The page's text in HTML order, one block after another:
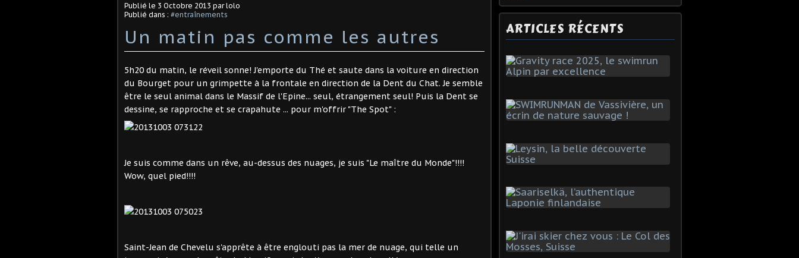
Publié le 3 Octobre 2013 par lolo
Publié dans : #entraînements
Un matin pas comme les autres
5h20 du matin, le réveil sonne! J'emporte du Thé et saute dans la voiture en direction
du Bourget pour un grimpette à la frontale en direction de la Dent du Chat. Je semble
être le seul animal dans le Massif de l'Epine... seul, étrangement seul! Puis la Dent se
dessine, se rapproche et se crapahute ... pour m'offrir "The Spot" :
Je suis comme dans un rêve, au-dessus des nuages, je suis "Le maître du Monde"!!!!
Wow, quel pied!!!!
Saint-Jean de Chevelu s'apprête à être englouti pas la mer de nuage, qui telle un
ARTICLES RÉCENTS